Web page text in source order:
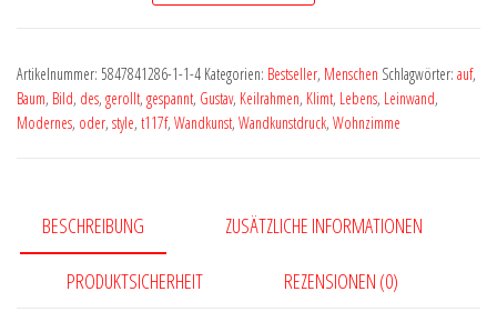
ART
xxlart
Medici
Menge
Artikelnummer: 5847841286-1-1-4 Kategorien: Bestseller, Menschen Schlagwörter: auf,
Baum, Bild, des, gerollt, gespannt, Gustav, Keilrahmen, Klimt, Lebens, Leinwand,
Modernes, oder, style, t117f, Wandkunst, Wandkunstdruck, Wohnzimme
BESCHREIBUNG ZUSÄTZLICHE INFORMATIONEN
PRODUKTSICHERHEIT REZENSIONEN (0)